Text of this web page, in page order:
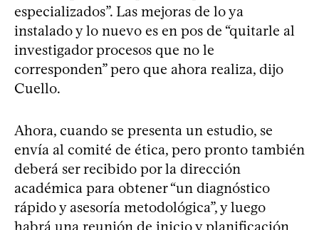
especializados”. Las mejoras de lo ya
instalado y lo nuevo es en pos de “quitarle al
investigador procesos que no le
corresponden” pero que ahora realiza, dijo
Cuello.
Ahora, cuando se presenta un estudio, se
envía al comité de ética, pero pronto también
deberá ser recibido por la dirección
académica para obtener “un diagnóstico
rápido y asesoría metodológica”, y luego
habrá una reunión de inicio y planificación